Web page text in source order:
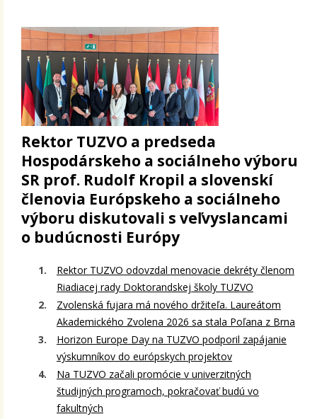
Rektor TUZVO a predseda
Hospodárskeho a sociálneho výboru
SR prof. Rudolf Kropil a slovenskí
členovia Európskeho a sociálneho
výboru diskutovali s veľvyslancami
o budúcnosti Európy
Rektor TUZVO odovzdal menovacie dekréty členom
Riadiacej rady Doktorandskej školy TUZVO
Zvolenská fujara má nového držiteľa. Laureátom
Akademického Zvolena 2026 sa stala Poľana z Brna
Horizon Europe Day na TUZVO podporil zapájanie
výskumníkov do európskych projektov
Na TUZVO začali promócie v univerzitných
študijných programoch, pokračovať budú vo
fakultných